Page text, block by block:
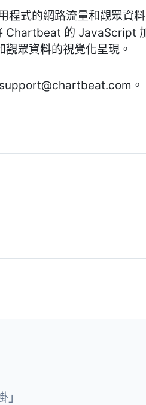
式的網路流量和觀眾資
Chartbeat 的 JavaScript
眾資料的視覺化呈現。
support@chartbeat.com 。